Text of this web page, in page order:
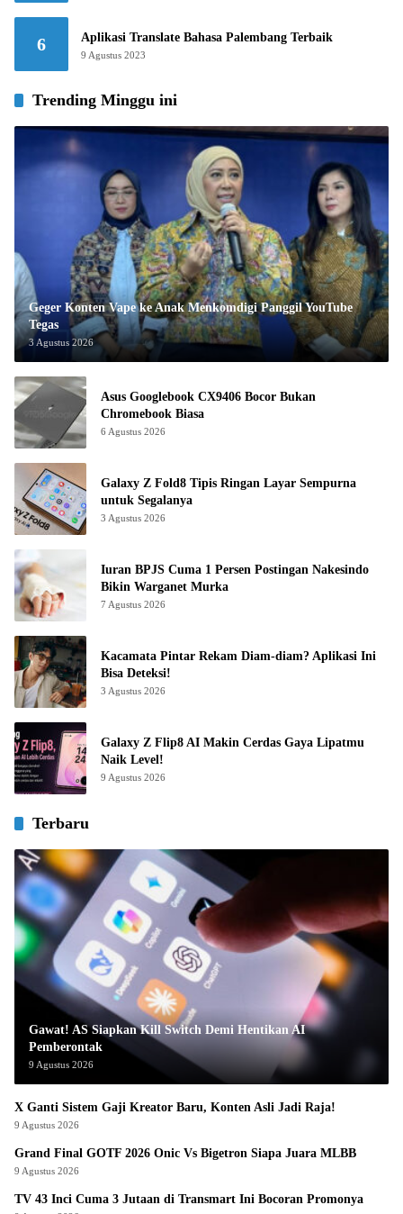
6 Aplikasi Translate Bahasa Palembang Terbaik
9 Agustus 2023
Trending Minggu ini
Geger Konten Vape ke Anak Menkomdigi Panggil YouTube
Tegas
3 Agustus 2026
Asus Googlebook CX9406 Bocor Bukan
Chromebook Biasa
6 Agustus 2026
Galaxy Z Fold8 Tipis Ringan Layar Sempurna
untuk Segalanya
3 Agustus 2026
Iuran BPJS Cuma 1 Persen Postingan Nakesindo
Bikin Warganet Murka
7 Agustus 2026
Kacamata Pintar Rekam Diam-diam? Aplikasi Ini
Bisa Deteksi!
3 Agustus 2026
Galaxy Z Flip8 AI Makin Cerdas Gaya Lipatmu
Naik Level!
9 Agustus 2026
Terbaru
Gawat! AS Siapkan Kill Switch Demi Hentikan AI
Pemberontak
9 Agustus 2026
X Ganti Sistem Gaji Kreator Baru, Konten Asli Jadi Raja!
9 Agustus 2026
Grand Final GOTF 2026 Onic Vs Bigetron Siapa Juara MLBB
9 Agustus 2026
TV 43 Inci Cuma 3 Jutaan di Transmart Ini Bocoran Promonya